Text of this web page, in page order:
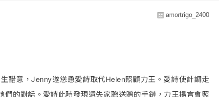
amortrigo_2400
醋意，Jenny遂慫恿愛詩取代Helen照顧力王。愛詩使計調走
的對話。愛詩此時發現遺失家聰送贈的手鏈，力王揚言會照